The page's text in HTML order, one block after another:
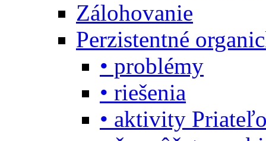
Zálohovanie
Perzistentné
• problémy
• riešenia
• aktivity